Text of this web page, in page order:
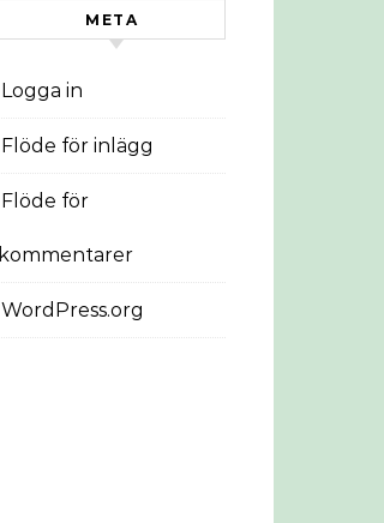
META
Logga in
Flöde för inlägg
Flöde för
kommentarer
WordPress.org